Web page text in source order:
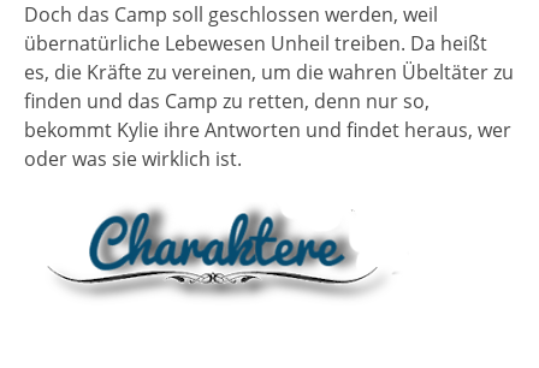
Doch das Camp soll geschlossen werden, weil
übernatürliche Lebewesen Unheil treiben. Da heißt
es, die Kräfte zu vereinen, um die wahren Übeltäter zu
finden und das Camp zu retten, denn nur so,
bekommt Kylie ihre Antworten und findet heraus, wer
oder was sie wirklich ist.